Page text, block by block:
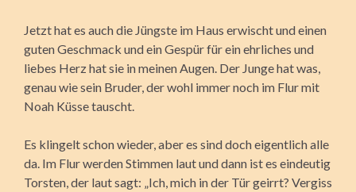
Jetzt hat es auch die Jüngste im Haus erwischt und einen
guten Geschmack und ein Gespür für ein ehrliches und
liebes Herz hat sie in meinen Augen. Der Junge hat was,
genau wie sein Bruder, der wohl immer noch im Flur mit
Noah Küsse tauscht.
Es klingelt schon wieder, aber es sind doch eigentlich alle
da. Im Flur werden Stimmen laut und dann ist es eindeutig
Torsten, der laut sagt: „Ich, mich in der Tür geirrt? Vergiss